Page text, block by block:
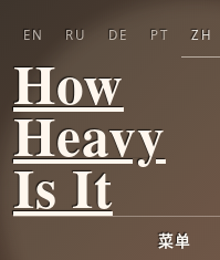
How
Heavy
Is It
菜单
EN RU DE PT ZH